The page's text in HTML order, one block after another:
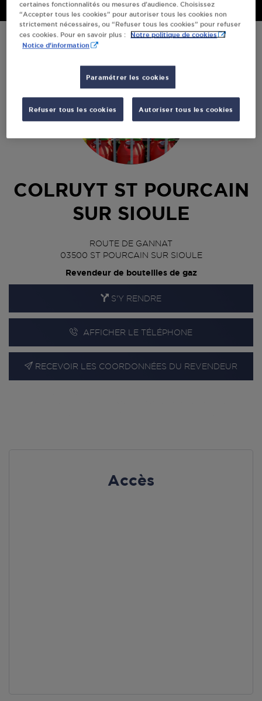
Menu
COLRUYT ST POURCAIN
SUR SIOULE
ROUTE DE GANNAT
03500 ST POURCAIN SUR SIOULE
Revendeur de bouteilles de gaz
S'Y RENDRE
AFFICHER LE TÉLÉPHONE
RECEVOIR LES COORDONNÉES DU REVENDEUR
Accès
certaines fonctionnalités ou mesures d’audience. Choisissez
“Accepter tous les cookies” pour autoriser tous les cookies non
strictement nécessaires, ou “Refuser tous les cookies” pour refuser
ces cookies. Pour en savoir plus :
Notre politique de cookies
Notice d'information
Paramétrer les cookies
Refuser tous les cookies Autoriser tous les cookies